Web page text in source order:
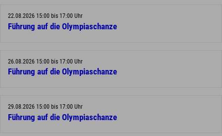
22.08.2026 15:00 bis 17:00 Uhr
Führung auf die Olympiaschanze
26.08.2026 15:00 bis 17:00 Uhr
Führung auf die Olympiaschanze
29.08.2026 15:00 bis 17:00 Uhr
Führung auf die Olympiaschanze